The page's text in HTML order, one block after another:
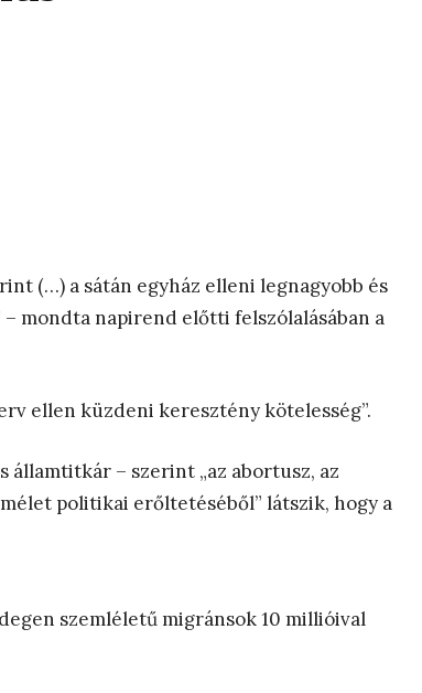
(…) a sátán egyház elleni legnagyobb és
– mondta napirend előtti felszólalásában a
ellen küzdeni keresztény kötelesség”.
– szerint „az abortusz, az
politikai erőltetéséből” látszik, hogy a
szemléletű migránsok 10 millióival